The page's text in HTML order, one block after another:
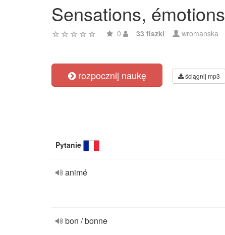
Sensations, émotions
0 33 fiszki wromanska
rozpocznij naukę ściągnij mp3
Pytanie
animé
bon / bonne